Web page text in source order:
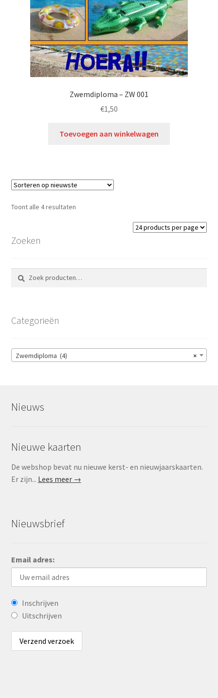
Zwemdiploma – ZW 001
€1,50
Toevoegen aan winkelwagen
Toont alle 4 resultaten
Zoeken
Zoeken
naar:
Zoeken
Categorieën
×
Zwemdiploma (4)
Nieuws
Nieuwe kaarten
De webshop bevat nu nieuwe kerst- en nieuwjaarskaarten.
Er zijn... Lees meer →
Nieuwsbrief
Email adres:
Inschrijven
Uitschrijven